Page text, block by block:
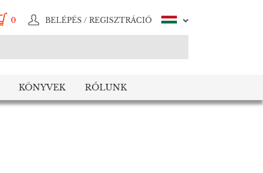
0 BELÉPÉS / REGISZTRÁCIÓ
KÖNYVEK RÓLUNK